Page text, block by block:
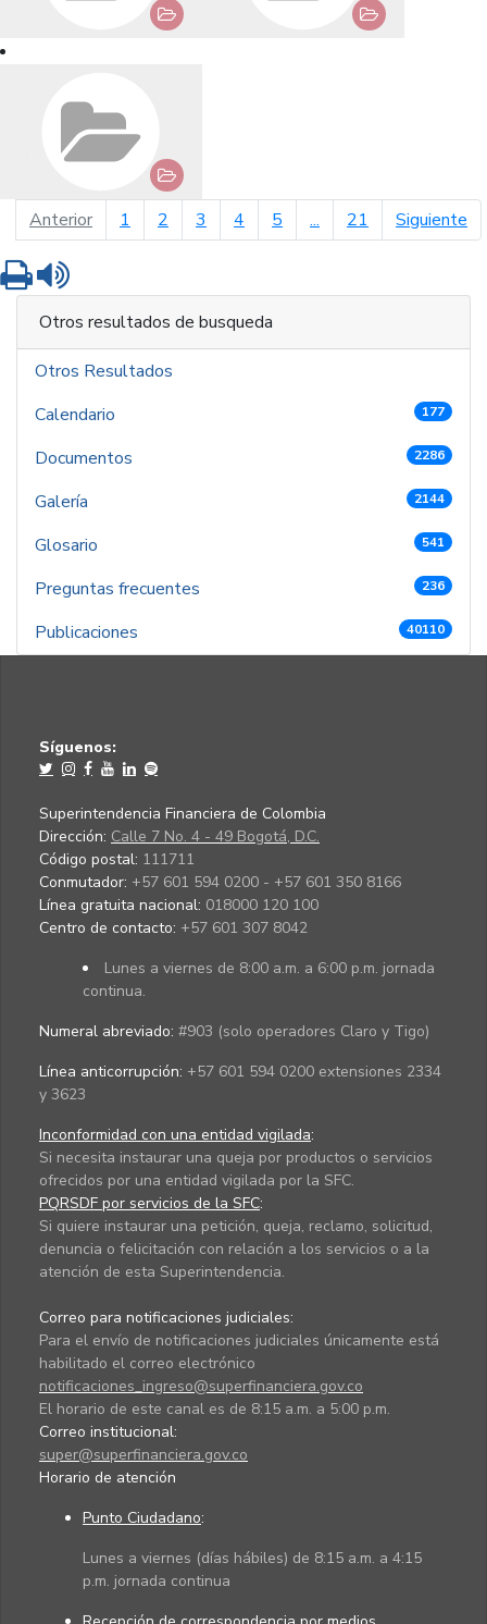
Anteriorpágina anterior
1 2 3 4 5 ... 21 Siguiente
Imprimir
Otros resultados de busqueda
Otros Resultados
Calendario
177
Documentos 2286
Galería 2144
Glosario 541
Preguntas frecuentes 236
Publicaciones 40110
Síguenos:
Superintendencia Financiera de Colombia
Dirección: Calle 7 No. 4 - 49 Bogotá, D.C.
Código postal: 111711
Conmutador: +57 601 594 0200 - +57 601 350 8166
Línea gratuita nacional: 018000 120 100
Centro de contacto: +57 601 307 8042
Lunes a viernes de 8:00 a.m. a 6:00 p.m. jornada
continua.
Numeral abreviado: #903 (solo operadores Claro y Tigo)
Línea anticorrupción: +57 601 594 0200 extensiones 2334
y 3623
Inconformidad con una entidad vigilada:
Si necesita instaurar una queja por productos o servicios
ofrecidos por una entidad vigilada por la SFC.
PQRSDF por servicios de la SFC:
Si quiere instaurar una petición, queja, reclamo, solicitud,
denuncia o felicitación con relación a los servicios o a la
atención de esta Superintendencia.
Correo para notificaciones judiciales:
Para el envío de notificaciones judiciales únicamente está
habilitado el correo electrónico
notificaciones_ingreso@superfinanciera.gov.co
El horario de este canal es de 8:15 a.m. a 5:00 p.m.
Correo institucional:
super@superfinanciera.gov.co
Horario de atención
Punto Ciudadano:
Lunes a viernes (días hábiles) de 8:15 a.m. a 4:15
p.m. jornada continua